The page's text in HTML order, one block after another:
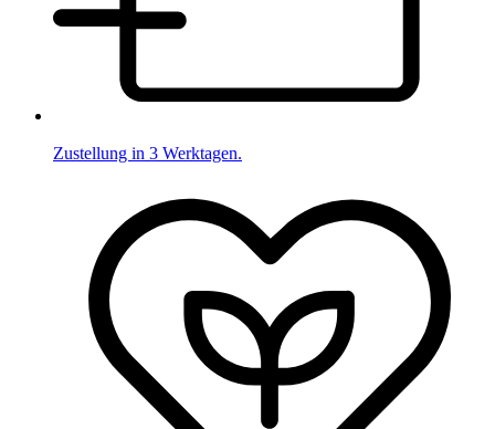
Zustellung in 3 Werktagen.